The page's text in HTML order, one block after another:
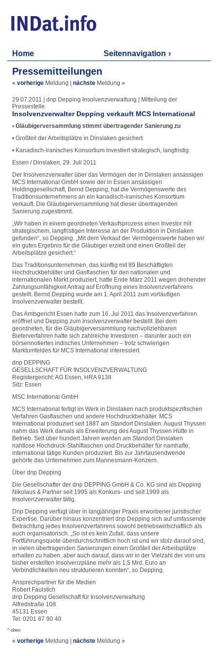
Home Seitennavigation
Pressemitteilungen
« vorherige Meldung nächste Meldung »
29.07.2011 | dnp Depping Insolvenzverwaltung | Mitteilung der
Pressestelle
Insolvenzverwalter Depping verkauft MCS International
• Gläubigerversammlung stimmt übertragender Sanierung zu
• Großteil der Arbeitsplätze in Dinslaken gesichert
• Kanadisch-iranisches Konsortium investiert strategisch, langfristig
Essen / Dinslaken, 29. Juli 2011
Der Insolvenzverwalter über das Vermögen der in Dinslaken ansässigen
MCS International GmbH sowie der in Essen ansässigen
Holdinggesellschaft, Bernd Depping, hat die Vermögenswerte des
Traditionsunternehmens an ein kanadisch-iranisches Konsortium
verkauft. Die Gläubigerversammlung hat dieser übertragenden
Sanierung zugestimmt.
„Wir haben in einem geordneten Verkaufsprozess einen Investor mit
strategischem, langfristigen Interesse an der Produktion in Dinslaken
gefunden“, so Depping. „Mit dem Verkauf der Vermögenswerte haben wir
ein gutes Ergebnis für die Gläubiger erzielt und einen Großteil der
Arbeitsplätze gesichert.“
Das Traditionsunternehmen, das künftig mit 89 Beschäftigten
Hochdruckbehälter und Gasflaschen für den nationalen und
internationalen Markt produziert, hatte Ende März 2011 wegen drohender
Zahlungsunfähigkeit Antrag auf Eröffnung eines Insolvenzverfahrens
gestellt. Bernd Depping wurde am 1. April 2011 zum vorläufigen
Insolvenzverwalter bestellt.
Das Amtsgericht Essen hatte zum 16. Jui 2011 das Insolvenzverfahren
eröffnet und Depping zum Insolvenzverwalter bestellt. Bei dem
geordneten, für die Gläubigerversammlung nachvollziehbaren
Bieterverfahren hatte sich zahlreiche Investoren – darunter auch ein
börsennotiertes indisches Unternehmen – trotz schwierigen
Marktumfeldes für MCS International interessiert.
dnp DEPPING
GESELLSCHAFT FÜR INSOLVENZVERWALTUNG
Registergericht: AG Essen, HRA 9138
Sitz: Essen
MSC International GmbH
MCS International fertigt im Werk in Dinslaken nach produktspezifischen
Verfahren Gasflaschen und andere Hochdruckbehälter. MCS
International produziert seit 1887 am Standort Dinslaken. August Thyssen
nahm das Werk damals als Erweiterung des August Thyssen Hütte in
Betrieb. Seit über hundert Jahren werden am Standort Dinslaken
nahtlose Hochdruck-Stahlflaschen und Druckbehälter für namhafte,
international tätige Kunden produziert. Bis zur Jahrtausendwende
gehörte das Unternehmen zum Mannesmann-Konzern.
Über dnp Depping
Die Gesellschafter der dnp DEPPING GmbH & Co. KG sind als Depping
Nikolaus & Partner seit 1995 als Konkurs- und seit 1999 als
Insolvenzverwalter tätig.
Dnp Depping verfügt über in langjähriger Praxis erworbener juristischer
Expertise. Darüber hinaus konzentriert dnp Depping sich auf umfassende
Betrachtung jedes Insolvenzverfahrens sowohl betriebswirtschaftlich als
auch organisatorisch. „So ist es kein Zufall, dass unsere
Fortführungsquote überdurchschnittlich hoch ist und wir stolz darauf sind,
in vielen übertragenden Sanierungen einen Großteil der Arbeitsplätze
erhalten zu haben, aber auch darauf, dass wir in der Vielzahl der von uns
bisher erstellten Insolvenzpläne mehr als 1,5 Mrd. Euro an
Verbindlichkeiten neu strukturieren konnten“, so Depping.
Ansprechpartner für die Medien
Robert Faulstich
dnp Depping Gesellschaft für Insolvenzverwaltung
Alfredstraße 108
45131 Essen
Tel: 0201 87 90 40
^ oben
« vorherige Meldung nächste Meldung »